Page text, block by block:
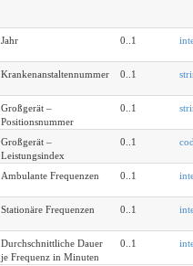
Jahr 0..1
Krankenanstaltennummer 0..1
Großgerät –
Positionsnummer
0..1
Großgerät –
Leistungsindex
0..1
Ambulante Frequenzen 0..1
Stationäre Frequenzen 0..1
Durchschnittliche Dauer
je Frequenz in Minuten
0..1